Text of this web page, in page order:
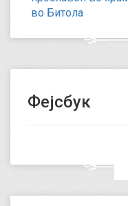
во Битола
Фејсбук